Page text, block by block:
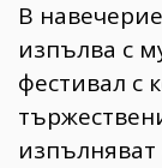
В
изпълва с
фестивал с